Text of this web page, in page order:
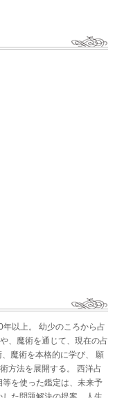
以上。 幼少のころから占
、魔術を通じて、現在の占
魔術を本格的に学び、 願
方法を展開する。 西洋占
を使った鑑定は、未来予